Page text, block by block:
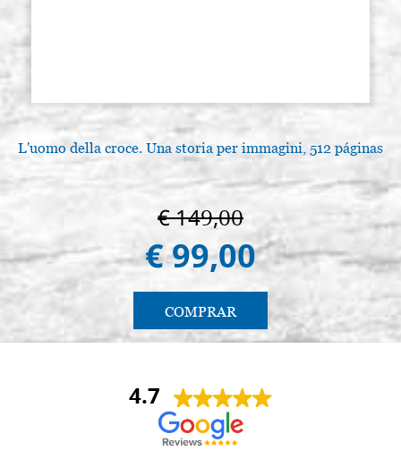
L'uomo della croce. Una storia per immagini, 512 páginas
€ 149,00
€ 99,00
COMPRAR
4.7